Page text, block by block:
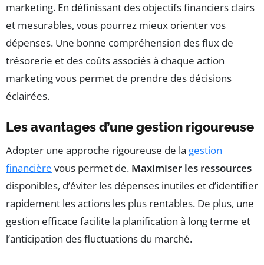
marketing. En définissant des objectifs financiers clairs
et mesurables, vous pourrez mieux orienter vos
dépenses. Une bonne compréhension des flux de
trésorerie et des coûts associés à chaque action
marketing vous permet de prendre des décisions
éclairées.
Les avantages d’une gestion rigoureuse
Adopter une approche rigoureuse de la gestion
financière vous permet de. Maximiser les ressources
disponibles, d’éviter les dépenses inutiles et d’identifier
rapidement les actions les plus rentables. De plus, une
gestion efficace facilite la planification à long terme et
l’anticipation des fluctuations du marché.